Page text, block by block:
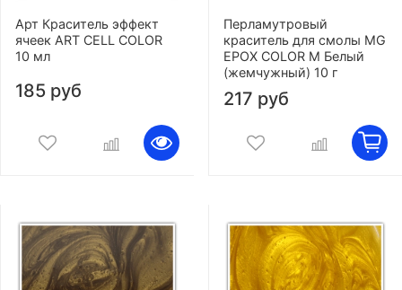
Арт Краситель эффект
ячеек ART CELL COLOR
10 мл
185 руб
Перламутровый
краситель для смолы MG
EPOX COLOR M Белый
(жемчужный) 10 г
217 руб